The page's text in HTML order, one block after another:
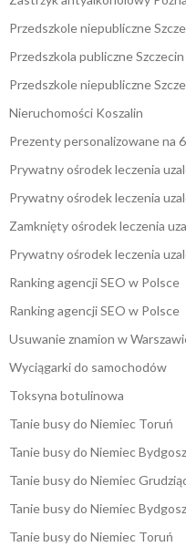
Przedszkole niepubliczne
Przedszkola publiczne Szczecin
Przedszkole niepubliczne
Nieruchomości Koszalin
Prezenty personalizowane na
Prywatny ośrodek leczenia
Prywatny ośrodek leczenia
Zamknięty ośrodek leczenia
Prywatny ośrodek leczenia
Ranking agencji SEO w Polsce
Ranking agencji SEO w Polsce
Usuwanie znamion w
Wyciągarki do samochodów
Toksyna botulinowa
Tanie busy do Niemiec Toruń
Tanie busy do Niemiec
Tanie busy do Niemiec
Tanie busy do Niemiec
Tanie busy do Niemiec Toruń